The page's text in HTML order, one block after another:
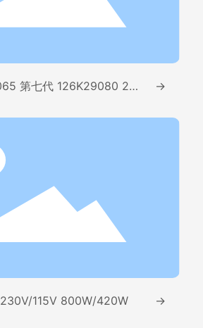
→
施乐C4430 230V/115V 800W/420W →